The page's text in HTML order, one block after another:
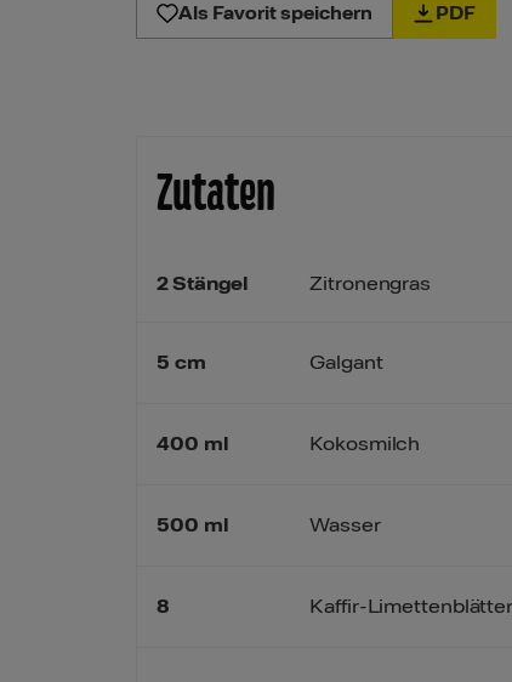
Als Favorit speichern PDF
Zutaten
2Stängel
5 cm
400 ml
500 ml
8
Zitronengras
Galgant
Kokosmilch
Wasser
Kaffir-